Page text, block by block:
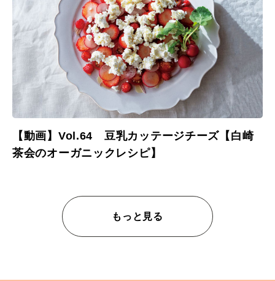
【動画】Vol.64 豆乳カッテージチーズ【白崎
茶会のオーガニックレシピ】
もっと見る